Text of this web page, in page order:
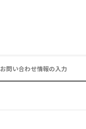
お問い合わせ情報の入力